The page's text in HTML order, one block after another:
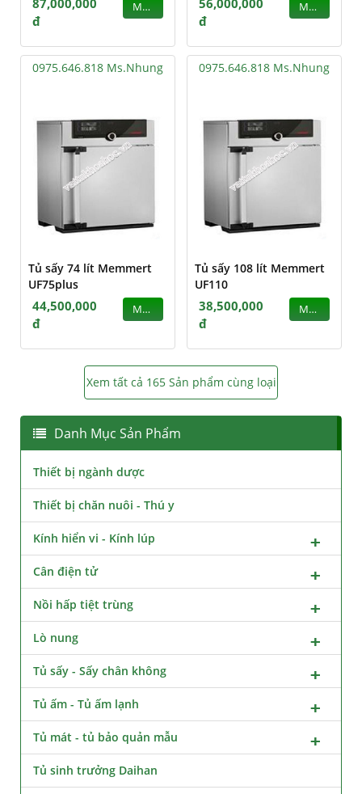
87,000,000
đ
MUA
56,000,000
đ
MUA
0975.646.818 Ms.Nhung
Tủ sấy 74 lít Memmert
UF75plus
44,500,000
đ
MUA
0975.646.818 Ms.Nhung
Tủ sấy 108 lít Memmert
UF110
38,500,000
đ
MUA
Xem tất cả 165 Sản phẩm cùng loại
Danh Mục Sản Phẩm
Thiết bị ngành dược
Thiết bị chăn nuôi - Thú y
Kính hiển vi - Kính lúp
Cân điện tử
Nồi hấp tiệt trùng
Lò nung
Tủ sấy - Sấy chân không
Tủ ấm - Tủ ấm lạnh
Tủ mát - tủ bảo quản mẫu
Tủ sinh trưởng Daihan